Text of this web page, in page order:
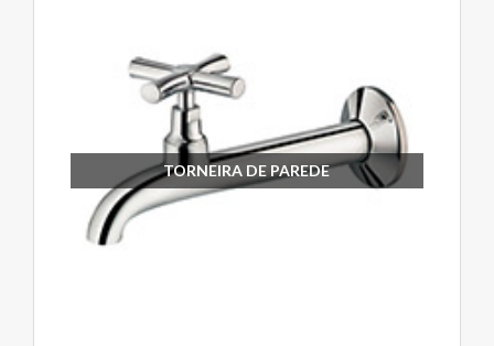
TORNEIRA DE PAREDE